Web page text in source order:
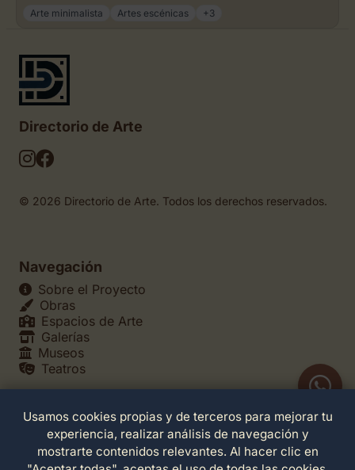
Arte minimalista Artes escénicas +3
Directorio de Arte
© 2026 Directorio de Arte. Todos los derechos reservados.
Navegación
Sobre el Proyecto
Obras
Espacios de Arte
Galerías
Museos
Teatros
Legales
Política de Privacidad
Política de Cookies
Usamos cookies propias y de terceros para mejorar tu
experiencia, realizar análisis de navegación y
mostrarte contenidos relevantes. Al hacer clic en